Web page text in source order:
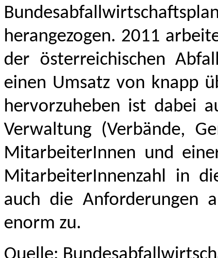
herangezogen. 2011
der österreichischen
einen Umsatz von knapp
hervorzuheben ist dabei
Verwaltung (Verbände,
MitarbeiterInnen und
MitarbeiterInnenzahl in
auch die Anforderungen
enorm zu.